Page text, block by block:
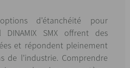
d'étanchéité pour
DINAMIX SMX offrent des
et répondent pleinement
de l’industrie. Comprendre